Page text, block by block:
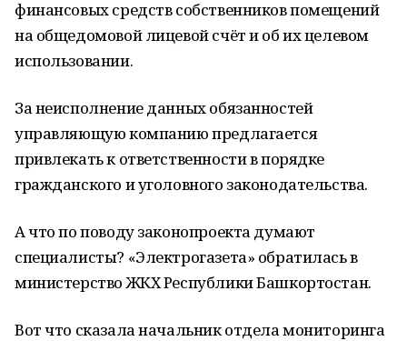
финансовых средств собственников помещений
на общедомовой лицевой счёт и об их целевом
использовании.
За неисполнение данных обязанностей
управляющую компанию предлагается
привлекать к ответственности в порядке
гражданского и уголовного законодательства.
А что по поводу законопроекта думают
специалисты? «Электрогазета» обратилась в
министерство ЖКХ Республики Башкортостан.
Вот что сказала начальник отдела мониторинга